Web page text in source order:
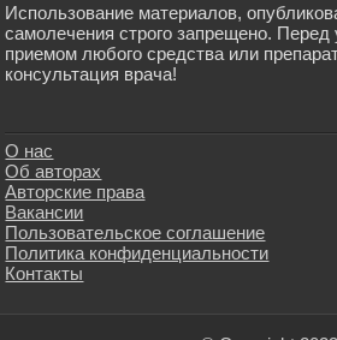
Использование материалов,
самолечения строго запрещено. Перед
приемом любого средства или
консультация врача!
О нас
Об авторах
Авторские права
Вакансии
Пользовательское соглашение
Политика конфиденциальности
Контакты